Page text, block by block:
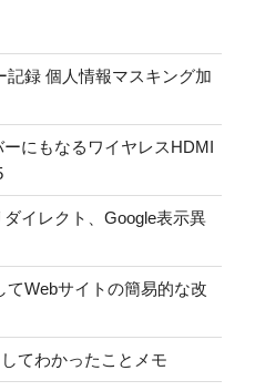
録 個人情報マスキング加
にもなるワイヤレスHDMI
イレクト、Google表示異
Webサイトの簡易的な改
てわかったことメモ